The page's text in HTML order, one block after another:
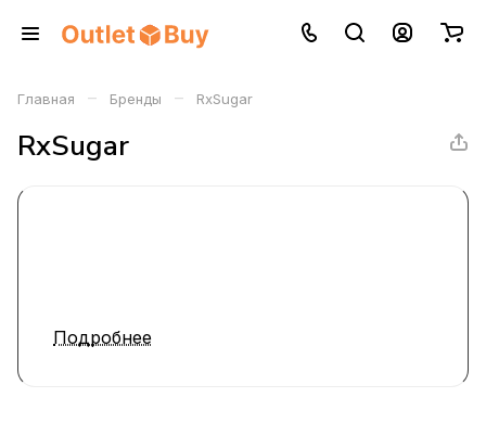
Главная – Бренды – RxSugar
RxSugar
Подробнее